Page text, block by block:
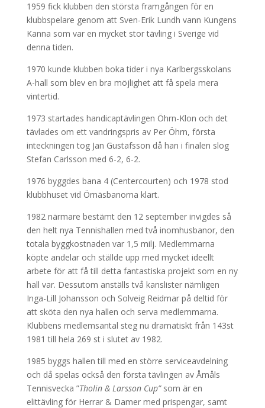
1959 fick klubben den största framgången för en
klubbspelare genom att Sven-Erik Lundh vann Kungens
Kanna som var en mycket stor tävling i Sverige vid
denna tiden.
1970 kunde klubben boka tider i nya Karlbergsskolans
A-hall som blev en bra möjlighet att få spela mera
vintertid.
1973 startades handicaptävlingen Öhrn-Klon och det
tävlades om ett vandringspris av Per Öhrn, första
inteckningen tog Jan Gustafsson då han i finalen slog
Stefan Carlsson med 6-2, 6-2.
1976 byggdes bana 4 (Centercourten) och 1978 stod
klubbhuset vid Örnäsbanorna klart.
1982 närmare bestämt den 12 september invigdes så
den helt nya Tennishallen med två inomhusbanor, den
totala byggkostnaden var 1,5 milj. Medlemmarna
köpte andelar och ställde upp med mycket ideellt
arbete för att få till detta fantastiska projekt som en ny
hall var. Dessutom anställs två kanslister nämligen
Inga-Lill Johansson och Solveig Reidmar på deltid för
att sköta den nya hallen och serva medlemmarna.
Klubbens medlemsantal steg nu dramatiskt från 143st
1981 till hela 269 st i slutet av 1982.
1985 byggs hallen till med en större serviceavdelning
och då spelas också den första tävlingen av Åmåls
Tennisvecka ”Tholin & Larsson Cup” som är en
elittävling för Herrar & Damer med prispengar, samt